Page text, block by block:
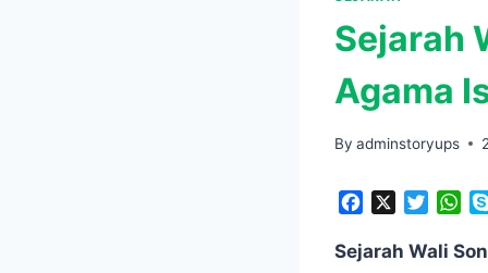
Sejarah
Agama
By adminstoryups
c
i
W
a
Sejarah Wali